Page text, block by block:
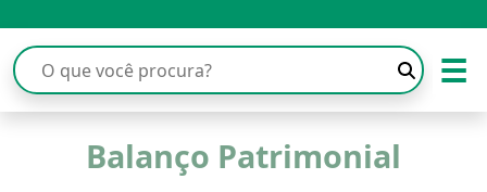
☰
Balanço Patrimonial